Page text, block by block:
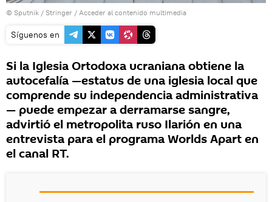
© Sputnik / Stringer / Acceder al contenido multimedia
Síguenos en
Si la Iglesia Ortodoxa ucraniana obtiene la
autocefalía —estatus de una iglesia local que
comprende su independencia administrativa
— puede empezar a derramarse sangre,
advirtió el metropolita ruso Ilarión en una
entrevista para el programa Worlds Apart en
el canal RT.